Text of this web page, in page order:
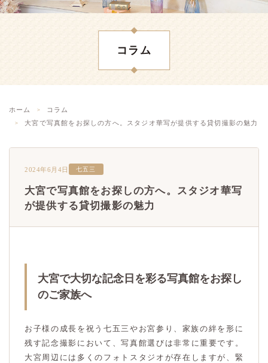
コラム
ホーム
コラム
大宮で写真館をお探しの方へ。スタジオ華写が提供する貸切撮影の魅力
2024年6月4日 七五三
大宮で写真館をお探しの方へ。スタジオ華写
が提供する貸切撮影の魅力
大宮で大切な記念日を彩る写真館をお探し
のご家族へ
お子様の成長を祝う七五三やお宮参り、家族の絆を形に
残す記念撮影において、写真館選びは非常に重要です。
大宮周辺には多くのフォトスタジオが存在しますが、緊